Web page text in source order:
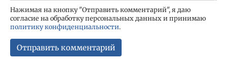
Нажимая на кнопку "Отправить комментарий", я даю
согласие на обработку персональных данных и принимаю
политику конфиденциальности.